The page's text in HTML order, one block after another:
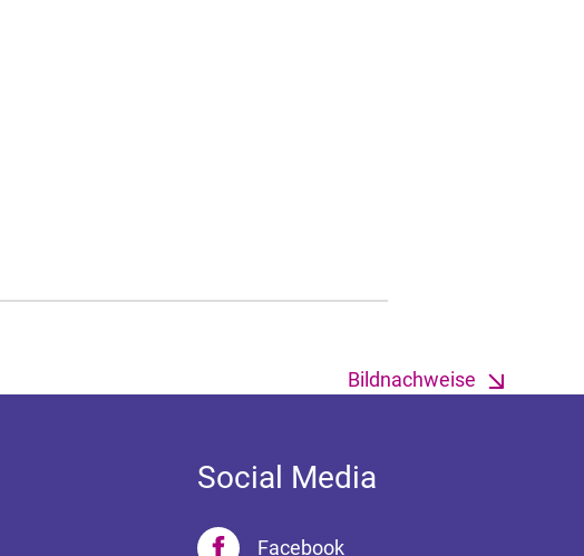
Bildnachweise
Social Media
Facebook